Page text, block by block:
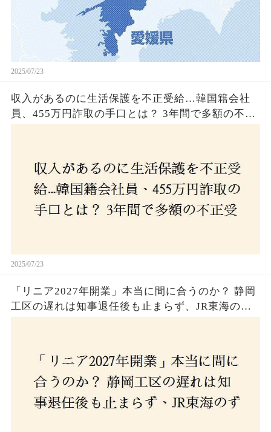
2025/07/23
収入があるのに生活保護を不正受給…韓国籍会社
員、455万円詐取の手口とは？ 3年間で多額の不正
2025/07/23
「リニア2027年開業」本当に間に合うのか？ 静岡
工区の遅れは知事退任後も止まらず、JR東海のず